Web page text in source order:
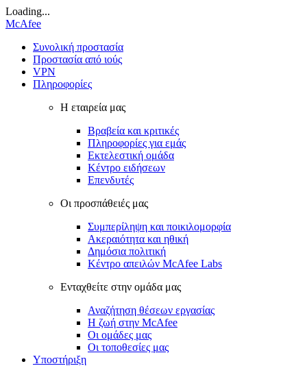
Loading...
McAfee
Συνολική προστασία
Προστασία από ιούς
VPN
Πληροφορίες
Η εταιρεία μας
Βραβεία και κριτικές
Πληροφορίες για εμάς
Εκτελεστική ομάδα
Κέντρο ειδήσεων
Επενδυτές
Οι προσπάθειές μας
Συμπερίληψη και ποικιλομορφία
Ακεραιότητα και ηθική
Δημόσια πολιτική
Κέντρο απειλών McAfee Labs
Ενταχθείτε στην ομάδα μας
Αναζήτηση θέσεων εργασίας
Η ζωή στην McAfee
Οι ομάδες μας
Οι τοποθεσίες μας
Υποστήριξη